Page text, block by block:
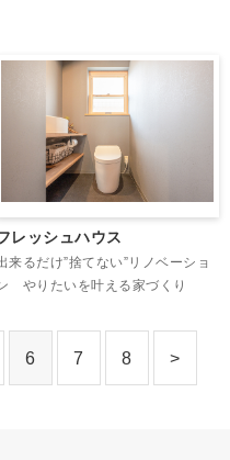
レッシュハウス
来るだけ”捨てない”リノベーショ
やりたいを叶える家づくり
6 7 8 >